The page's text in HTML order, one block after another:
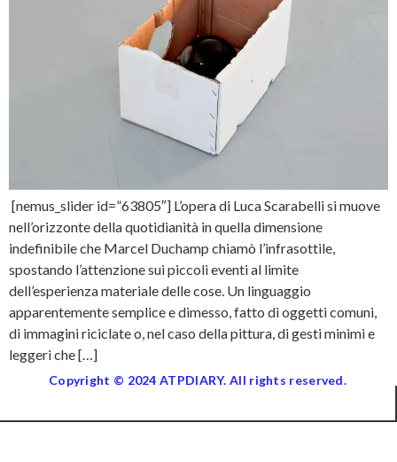
[nemus_slider id=”63805″] L’opera di Luca Scarabelli si muove
nell’orizzonte della quotidianità in quella dimensione
indefinibile che Marcel Duchamp chiamò l’infrasottile,
spostando l’attenzione sui piccoli eventi al limite
dell’esperienza materiale delle cose. Un linguaggio
apparentemente semplice e dimesso, fatto di oggetti comuni,
di immagini riciclate o, nel caso della pittura, di gesti minimi e
leggeri che […]
Copyright © 2024 ATPDIARY. All rights reserved.